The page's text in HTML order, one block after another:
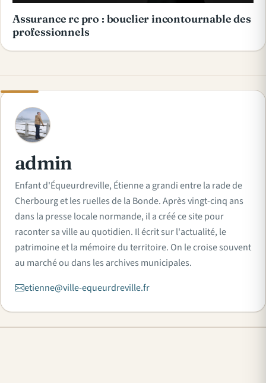
Assurance rc pro : bouclier incontournable des
professionnels
A
admin
Enfant d'Équeurdreville, Étienne a grandi entre la rade de
Cherbourg et les ruelles de la Bonde. Après vingt-cinq ans
dans la presse locale normande, il a créé ce site pour
raconter sa ville au quotidien. Il écrit sur l'actualité, le
patrimoine et la mémoire du territoire. On le croise souvent
au marché ou dans les archives municipales.
etienne@ville-equeurdreville.fr